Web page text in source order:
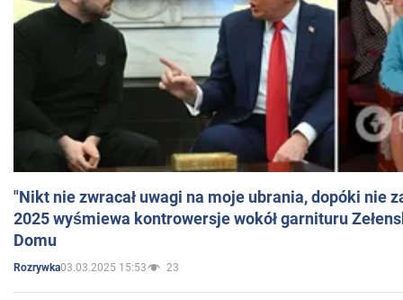
"Nikt nie zwracał uwagi na moje ubrania, dopóki nie
2025 wyśmiewa kontrowersje wokół garnituru
Domu
Rozrywka03.03.2025 15:53 23